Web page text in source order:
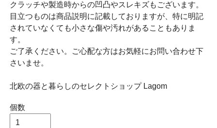
クラッチや製造時からの凹凸やスレキズもございます。
目立つものは商品説明に記載しておりますが、特に明記
されていなくても小さな傷や汚れがあることもありま
す。
ご了承ください。ご心配な方はお気軽にお問い合わせ下
さいませ。
北欧の器と暮らしのセレクトショップ Lagom
個数